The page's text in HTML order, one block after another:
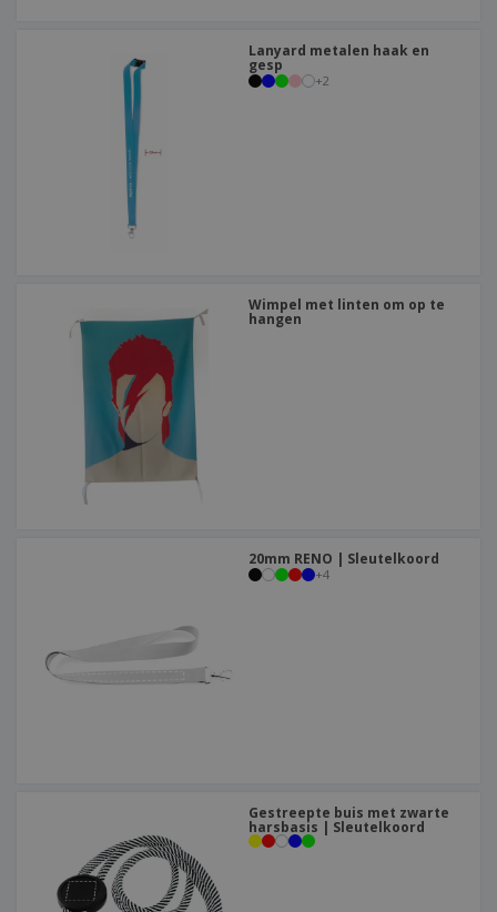
Lanyard metalen haak en
gesp
+2
Wimpel met linten om op te
hangen
20mm RENO | Sleutelkoord
+4
Gestreepte buis met zwarte
harsbasis | Sleutelkoord